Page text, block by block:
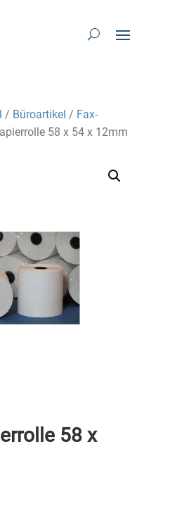
/ Büroartikel / Fax-
58 x 54 x 12mm
58 x